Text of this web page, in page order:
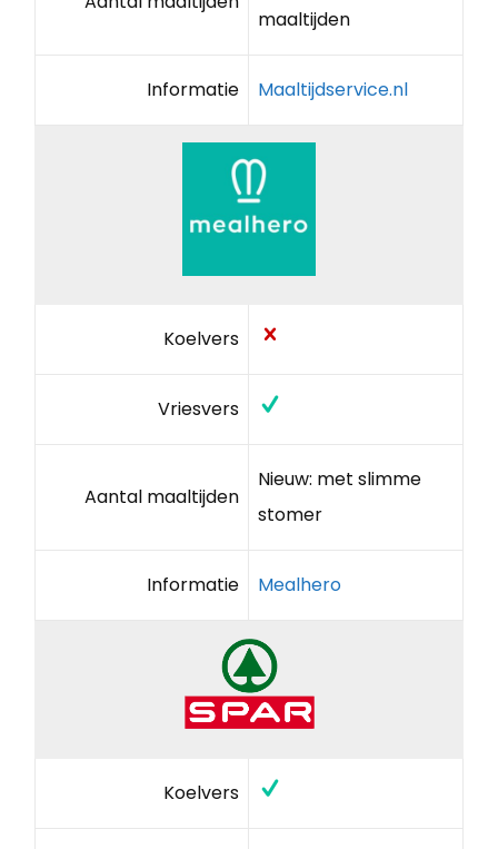
maaltijden
Informatie Maaltijdservice.nl
Koelvers
Vriesvers
Aantal maaltijden
Nieuw: met slimme
stomer
Informatie Mealhero
Koelvers